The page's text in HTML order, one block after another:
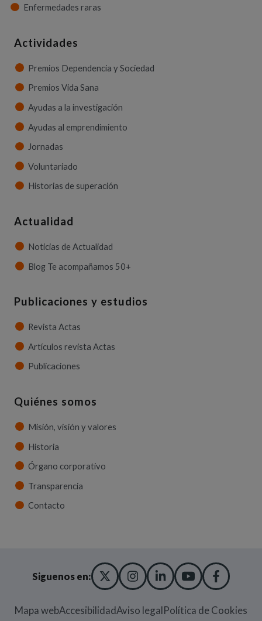
Enfermedades raras
Actividades
Premios Dependencia y Sociedad
Premios Vida Sana
Ayudas a la investigación
Ayudas al emprendimiento
Jornadas
Voluntariado
Historias de superación
Actualidad
Noticias de Actualidad
Blog Te acompañamos 50+
Publicaciones y estudios
Revista Actas
Artículos revista Actas
Publicaciones
Quiénes somos
Misión, visión y valores
Historia
Órgano corporativo
Transparencia
Contacto
Siguenos en: X TWITTER
(ABRE EN NUEVA
INSTAGRAM
(ABRE EN NUEVA
LINKEDIN
(ABRE EN
YOUTUBE
(ABRE EN
Mapa webAccesibilidadAviso legalPolítica de Cookies